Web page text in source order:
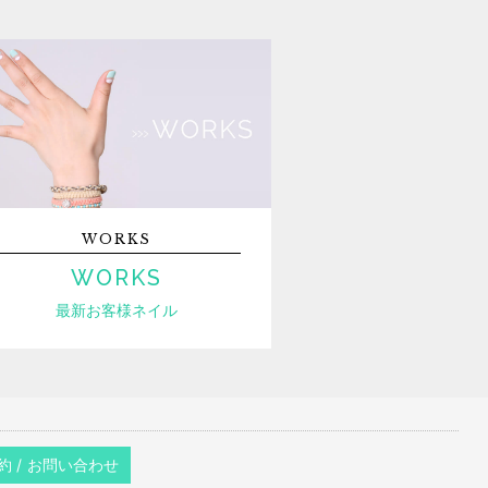
WORKS
WORKS
最新お客様ネイル
/ お問い合わせ